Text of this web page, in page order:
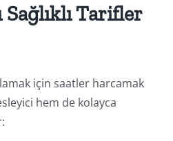
Sağlıklı Tarifler
için saatler harcamak
hem de kolayca